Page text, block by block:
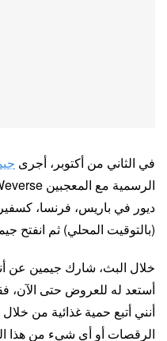
في الثاني من أكتوبر، أجرى
ديور في باريس، فرنسا،
(بالتوقيت المحلي) ثم انفتح
خلال البث، شارك جيمين عن
أستعد له للعروض حتى الآن،
أنني أتبع حمية غذائية من
الرقصات أو أي شيء من هذا